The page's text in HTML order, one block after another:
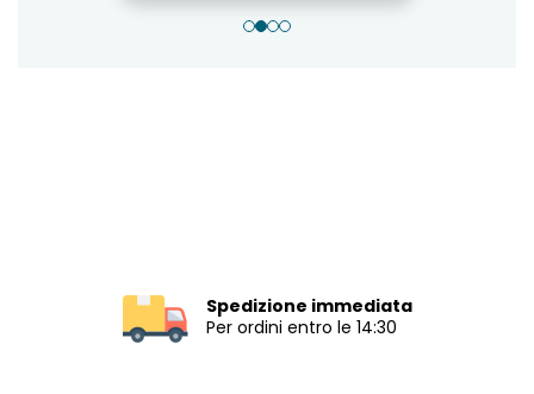
Spedizione immediata
Per ordini entro le 14:30